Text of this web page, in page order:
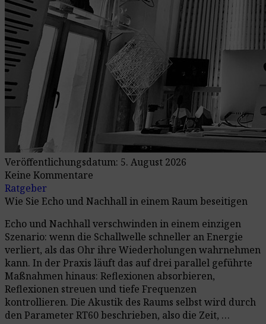
Veröffentlichungsdatum: 5. August 2026
Keine Kommentare
Ratgeber
Wie Sie Echo und Nachhall in einem Raum beseitigen
Echo und Nachhall verschwinden in einem einzigen
Szenario: wenn die Schallwelle schneller an Energie
verliert, als das Ohr ihre Wiederholungen wahrnehmen
kann. In der Praxis läuft das auf drei parallel geführte
Maßnahmen hinaus: Reflexionen absorbieren,
Reflexionen streuen und tiefe Frequenzen
kontrollieren. Die Akustik des Raums selbst wird durch
den Parameter RT60 beschrieben, also die Zeit, …